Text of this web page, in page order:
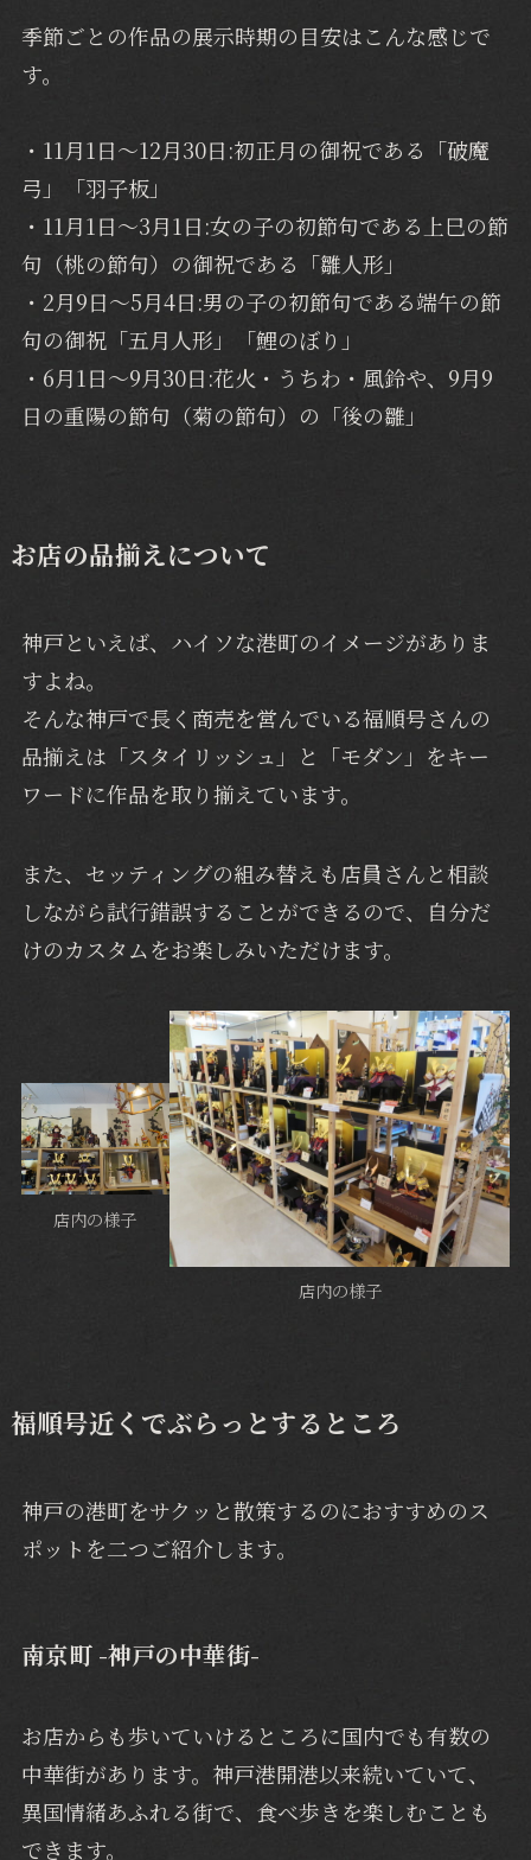
季節ごとの作品の展示時期の目安はこんな感じで
す。
・11月1日～12月30日:初正月の御祝である「破魔
弓」「羽子板」
・11月1日～3月1日:女の子の初節句である上巳の節
句（桃の節句）の御祝である「雛人形」
・2月9日～5月4日:男の子の初節句である端午の節
句の御祝「五月人形」「鯉のぼり」
・6月1日～9月30日:花火・うちわ・風鈴や、9月9
日の重陽の節句（菊の節句）の「後の雛」
お店の品揃えについて
神戸といえば、ハイソな港町のイメージがありま
すよね。
そんな神戸で長く商売を営んでいる福順号さんの
品揃えは「スタイリッシュ」と「モダン」をキー
ワードに作品を取り揃えています。
また、セッティングの組み替えも店員さんと相談
しながら試行錯誤することができるので、自分だ
けのカスタムをお楽しみいただけます。
店内の様子
店内の様子
福順号近くでぶらっとするところ
神戸の港町をサクッと散策するのにおすすめのス
ポットを二つご紹介します。
南京町 -神戸の中華街-
お店からも歩いていけるところに国内でも有数の
中華街があります。神戸港開港以来続いていて、
異国情緒あふれる街で、食べ歩きを楽しむことも
できます。